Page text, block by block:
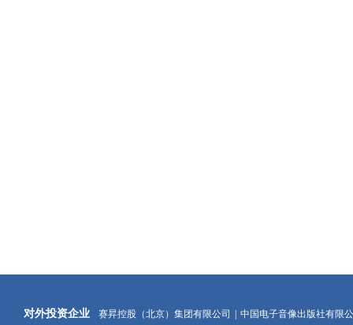
对外投资企业 赛昇控股（北京）集团有限公司 中国电子音像出版社有限